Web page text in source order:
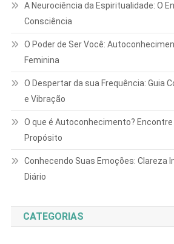
A Neurociência da Espiritualidade: O
Consciência
O Poder de Ser Você:
Feminina
O Despertar da sua Frequência: Guia
e Vibração
O que é Autoconhecimento? Encontre
Propósito
Conhecendo Suas Emoções: Clareza
Diário
CATEGORIAS